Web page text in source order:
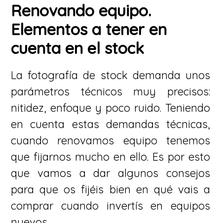
Renovando equipo.
Elementos a tener en
cuenta en el stock
La fotografía de stock demanda unos
parámetros técnicos muy precisos:
nitidez, enfoque y poco ruido. Teniendo
en cuenta estas demandas técnicas,
cuando renovamos equipo tenemos
que fijarnos mucho en ello. Es por esto
que vamos a dar algunos consejos
para que os fijéis bien en qué vais a
comprar cuando invertís en equipos